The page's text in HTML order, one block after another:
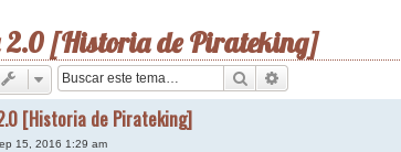
2.0 [Historia de Pirateking]
Buscar
[Historia de Pirateking]
15, 2016 1:29 am